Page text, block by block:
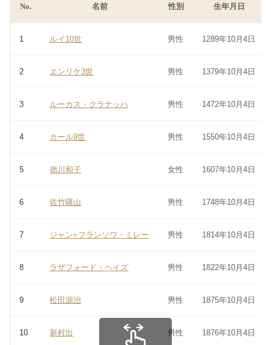
No. 名前 性別 生年月日
1 ルイ10世 男性 1289年10月4日
2 エンリケ3世 男性 1379年10月4日
3 ルーカス・クラナッハ 男性 1472年10月4日
4 カール9世 男性 1550年10月4日
5 徳川和子 女性 1607年10月4日
6 佐竹曙山 男性 1748年10月4日
7 ジャン=フランソワ・ミレー 男性 1814年10月4日
8 ラザフォード・ヘイズ 男性 1822年10月4日
9 松田源治 男性 1875年10月4日
10 新村出 男性 1876年10月4日